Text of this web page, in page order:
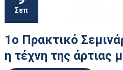
Σεπ
1o Πρακτικό
η τέχνη της άρτιας